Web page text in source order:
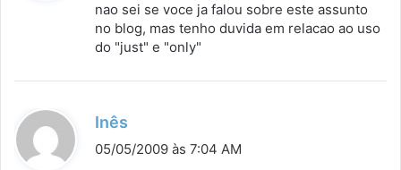
s
e
nao sei se voce ja falou sobre este assunto
no blog, mas tenho duvida em relacao ao uso
do "just" e "only"
Inês
i
05/05/2009 às 7:04 AM